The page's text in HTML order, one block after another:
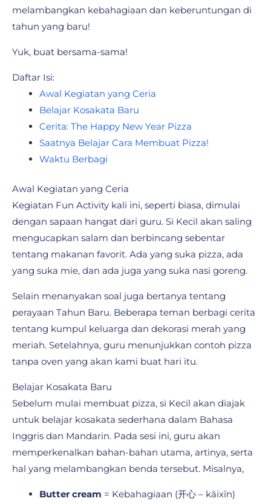
melambangkan kebahagiaan dan keberuntungan di
tahun yang baru!
Yuk, buat bersama-sama!
Daftar Isi:
Awal Kegiatan yang Ceria
Belajar Kosakata Baru
Cerita: The Happy New Year Pizza
Saatnya Belajar Cara Membuat Pizza!
Waktu Berbagi
Awal Kegiatan yang Ceria
Kegiatan Fun Activity kali ini, seperti biasa, dimulai
dengan sapaan hangat dari guru. Si Kecil akan saling
mengucapkan salam dan berbincang sebentar
tentang makanan favorit. Ada yang suka pizza, ada
yang suka mie, dan ada juga yang suka nasi goreng.
Selain menanyakan soal juga bertanya tentang
perayaan Tahun Baru. Beberapa teman berbagi cerita
tentang kumpul keluarga dan dekorasi merah yang
meriah. Setelahnya, guru menunjukkan contoh pizza
tanpa oven yang akan kami buat hari itu.
Belajar Kosakata Baru
Sebelum mulai membuat pizza, si Kecil akan diajak
untuk belajar kosakata sederhana dalam Bahasa
Inggris dan Mandarin. Pada sesi ini, guru akan
memperkenalkan bahan-bahan utama, artinya, serta
hal yang melambangkan benda tersebut. Misalnya,
Butter cream = Kebahagiaan (开心 – kāixīn)